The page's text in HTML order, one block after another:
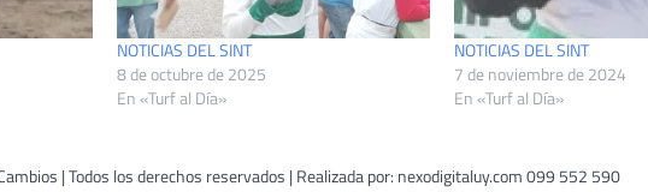
NOTICIAS DEL SINT
8 de octubre de 2025
En «Turf al Día»
NOTICIAS DEL SINT
7 de noviembre de 2024
En «Turf al Día»